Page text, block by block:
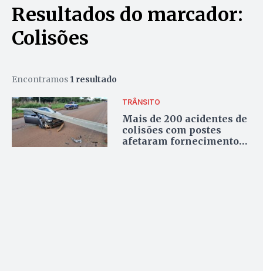
Resultados do marcador:
Colisões
Encontramos 1 resultado
TRÂNSITO
Mais de 200 acidentes de
colisões com postes
afetaram fornecimento